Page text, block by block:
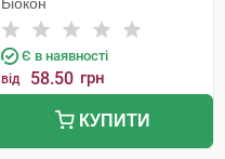
Є в наявності
від 58.50 грн
КУПИТИ